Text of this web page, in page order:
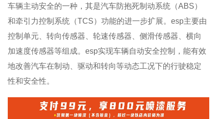
车辆主动安全的一种，其是汽车防抱死制动系统（ABS）
和牵引力控制系统（TCS）功能的进一步扩展。esp主要由
控制单元、转向传感器、轮速传感器、侧滑传感器、横向
加速度传感器等组成。esp实现车辆自动安全控制，能有效
地改善汽车在制动、驱动和转向等动态工况下的行驶稳定
性和安全性。